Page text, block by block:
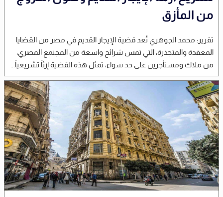
من المأزق
تقرير: محمد الجوهري تُعد قضية الإيجار القديم في مصر من القضايا
المعقدة والمتجذرة، التي تمس شرائح واسعة من المجتمع المصري،
من ملاك ومستأجرين على حد سواء، تمثل هذه القضية إرثاً تشريعياً...